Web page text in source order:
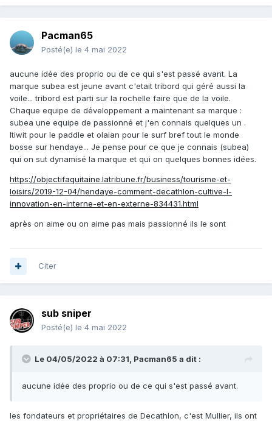
Pacman65
Posté(e) le 4 mai 2022
aucune idée des proprio ou de ce qui s'est passé avant. La
marque subea est jeune avant c'etait tribord qui géré aussi la
voile... tribord est parti sur la rochelle faire que de la voile.
Chaque equipe de développement a maintenant sa marque :
subea une equipe de passionné et j'en connais quelques un .
Itiwit pour le paddle et olaian pour le surf bref tout le monde
bosse sur hendaye... Je pense pour ce que je connais (subea)
qui on sut dynamisé la marque et qui on quelques bonnes idées.
https://objectifaquitaine.latribune.fr/business/tourisme-et-
loisirs/2019-12-04/hendaye-comment-decathlon-cultive-l-
innovation-en-interne-et-en-externe-834431.html
après on aime ou on aime pas mais passionné ils le sont
Citer
sub sniper
Posté(e) le 4 mai 2022
Le 04/05/2022 à 07:31, Pacman65 a dit :
aucune idée des proprio ou de ce qui s'est passé avant.
les fondateurs et propriétaires de Decathlon, c'est Mullier, ils ont